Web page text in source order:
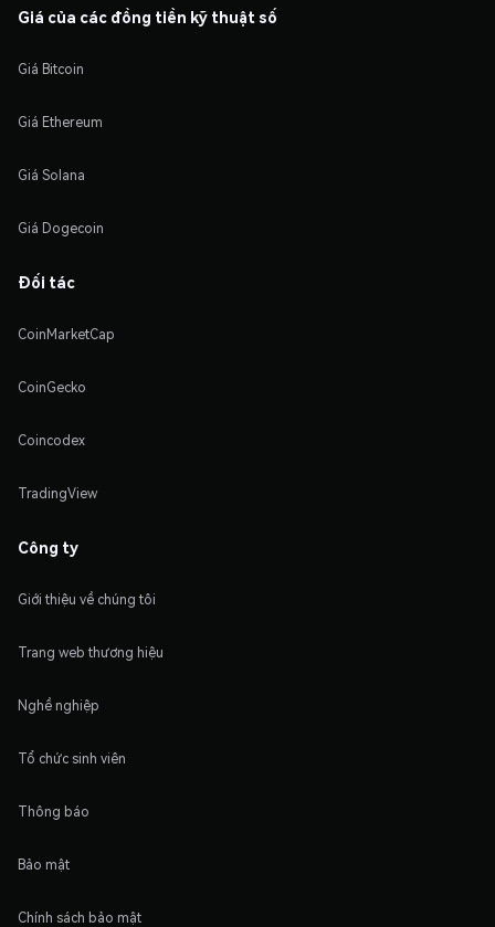
Giá của các đồng tiền kỹ thuật số
Giá Bitcoin
Giá Ethereum
Giá Solana
Giá Dogecoin
Đối tác
CoinMarketCap
CoinGecko
Coincodex
TradingView
Công ty
Giới thiệu về chúng tôi
Trang web thương hiệu
Nghề nghiệp
Tổ chức sinh viên
Thông báo
Bảo mật
Chính sách bảo mật